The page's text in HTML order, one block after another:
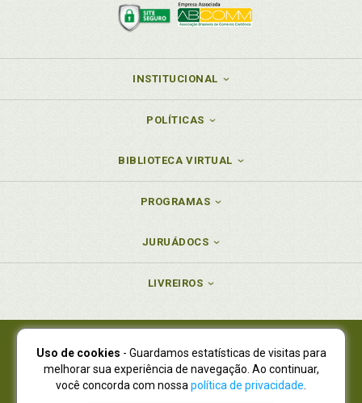
INSTITUCIONAL
POLÍTICAS
BIBLIOTECA VIRTUAL
PROGRAMAS
JURUÁDOCS
LIVREIROS
Juruá Editora Ltda., CNPJ 77.535.508/0001-19
Juruá Informática Ltda., CNPJ 01.701.561/0001-80
NOVO ENDEREÇO:R. Flávio Dallegrave, 7665, São Lourenço |
Uso de cookies - Guardamos estatísticas de visitas para
melhorar sua experiência de navegação. Ao continuar,
você concorda com nossa política de privacidade